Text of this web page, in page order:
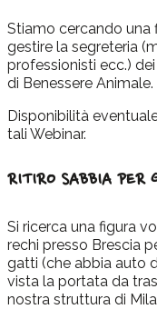
Stiamo cercando una
gestire la segreteria
professionisti ecc.)
di Benessere Animale.
Disponibilità
tali Webinar.
RITIRO SABBIA PER
Si ricerca una figura
rechi presso Brescia
gatti (che abbia auto
vista la portata da
nostra struttura di